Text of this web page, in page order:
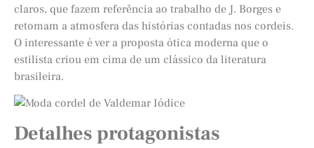
claros, que fazem referência ao trabalho de J. Borges e
retomam a atmosfera das histórias contadas nos cordeis.
O interessante é ver a proposta ótica moderna que o
estilista criou em cima de um clássico da literatura
brasileira.
Detalhes protagonistas